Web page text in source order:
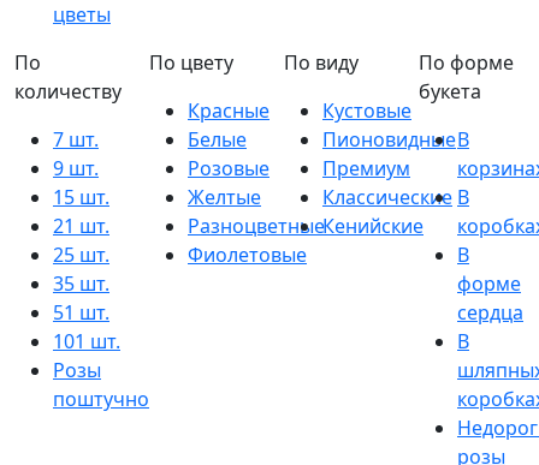
цветы
По
количеству
7 шт.
9 шт.
15 шт.
21 шт.
25 шт.
35 шт.
51 шт.
101 шт.
Розы
поштучно
По цвету
Красные
Белые
Розовые
Желтые
Разноцветные
Фиолетовые
По виду
Кустовые
Пионовидные
Премиум
Классические
Кенийские
По форме
букета
В
В
В
форме
сердца
В
розы